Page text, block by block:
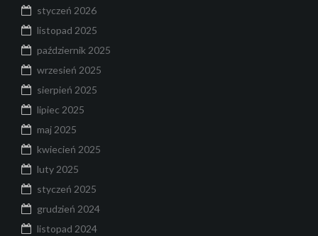
styczeń 2026
listopad 2025
październik 2025
wrzesień 2025
sierpień 2025
lipiec 2025
maj 2025
kwiecień 2025
luty 2025
styczeń 2025
grudzień 2024
listopad 2024